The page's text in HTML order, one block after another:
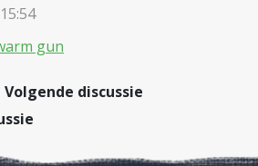
gun
Volgende discussie